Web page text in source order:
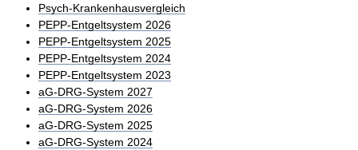
Psych-Krankenhausvergleich
PEPP-Entgeltsystem 2026
PEPP-Entgeltsystem 2025
PEPP-Entgeltsystem 2024
PEPP-Entgeltsystem 2023
aG-DRG-System 2027
aG-DRG-System 2026
aG-DRG-System 2025
aG-DRG-System 2024